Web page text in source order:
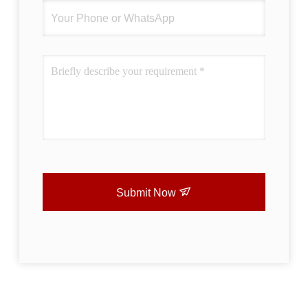
Submit Now